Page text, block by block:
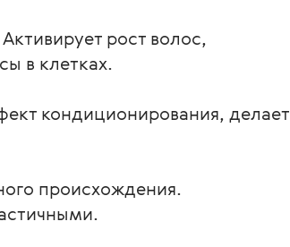
рост волос,
в клетках.
кондиционирования, делает
происхождения.